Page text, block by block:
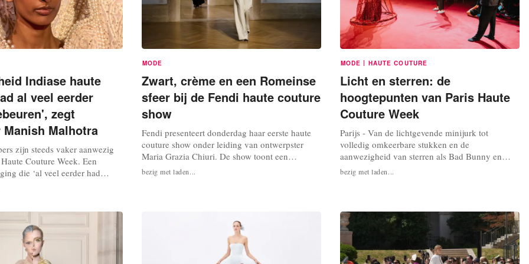
Indiase haute
al veel eerder
zegt
Malhotra
zijn steeds vaker aanwezig
Couture Week. Een
die ‘al veel eerder had
voor een land dat lang een rol
speelde, vertelt de nieuwste
deze week de vierde Indiase
Mishra, Gaurav...
MODE
Zwart, crème en een Romeinse
sfeer bij de Fendi haute couture
show
Fendi presenteert donderdag haar eerste haute
couture show onder leiding van ontwerpster
Maria Grazia Chiuri. De show toont een
luxueuze collectie met zwarte en crèmekleurige
looks en is een eerbetoon aan de overleden
bezig met laden...
MODE | HAUTE COUTURE
Licht en sterren: de
hoogtepunten van Paris Haute
Couture Week
Parijs - Van de lichtgevende minijurk tot
volledig omkeerbare stukken en de
aanwezigheid van sterren als Bad Bunny en
Pedro Pascal: dit zijn vijf opvallende elementen
van de Parijse haute couture week. Lichtgevend
©Launchmetrics/spotlight Met haar groentinten
en fijne,...
bezig met laden...